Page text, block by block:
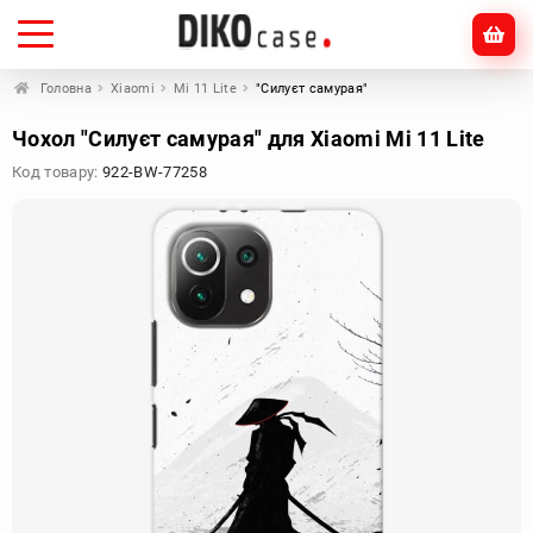
Головна Xiaomi Mi 11 Lite "Силуєт самурая"
Чохол "Силуєт самурая" для Xiaomi Mi 11 Lite
Код товару: 922-BW-77258